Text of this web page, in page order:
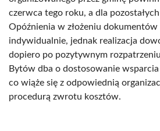
czerwca tego roku, a dla
Opóźnienia w złożeniu
indywidualnie, jednak realizacja
dopiero po pozytywnym rozpatrzeniu
Bytów dba o dostosowanie
co wiąże się z odpowiednią
procedurą zwrotu kosztów.